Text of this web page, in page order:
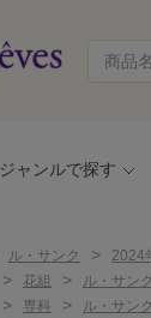
ジャンルで探す
ル・サンク > 2024
> 花組 >
ル・サン
> 専科 > ル・サン